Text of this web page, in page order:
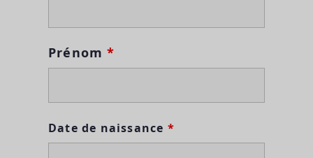
Prénom*
Date de naissance *